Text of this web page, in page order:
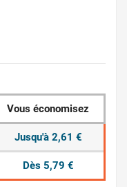
Vous économisez
Jusqu'à 2,61 €
Dès 5,79 €